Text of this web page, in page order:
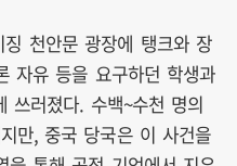
천안문 광장에 탱크와 장
자유 등을 요구하던 학생과
쓰러졌다. 수백~수천 명의
만, 중국 당국은 이 사건을